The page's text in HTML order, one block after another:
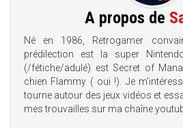
A propos de
Né en 1986, Retrogamer
prédilection est la super
(/fétiche/adulé) est Secret of
chien Flammy ( oui !). Je
tourne autour des jeux vidéos et
mes trouvailles sur ma chaîne